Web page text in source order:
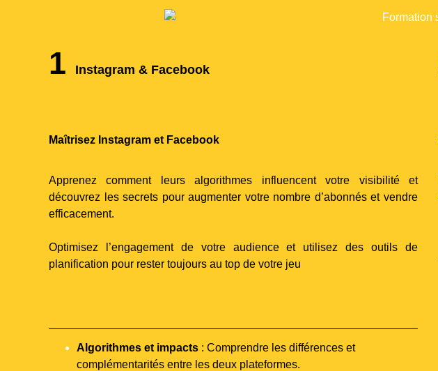
1 Instagram & Facebook
Maîtrisez Instagram et Facebook
Apprenez comment leurs algorithmes influencent votre visibilité et
découvrez les secrets pour augmenter votre nombre d’abonnés et vendre
efficacement.
Optimisez l’engagement de votre audience et utilisez des outils de
planification pour rester toujours au top de votre jeu
Algorithmes et impacts : Comprendre les différences et
complémentarités entre les deux plateformes.